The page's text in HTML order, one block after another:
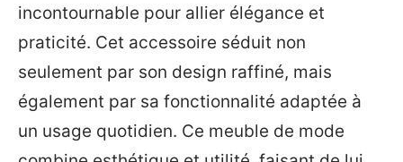
incontournable pour allier élégance et
praticité. Cet accessoire séduit non
seulement par son design raffiné, mais
également par sa fonctionnalité adaptée à
un usage quotidien. Ce meuble de mode